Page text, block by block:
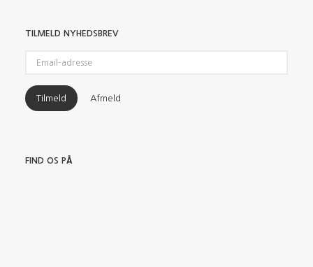
TILMELD NYHEDSBREV
adresse
Tilmeld Afmeld
FIND OS PÅ